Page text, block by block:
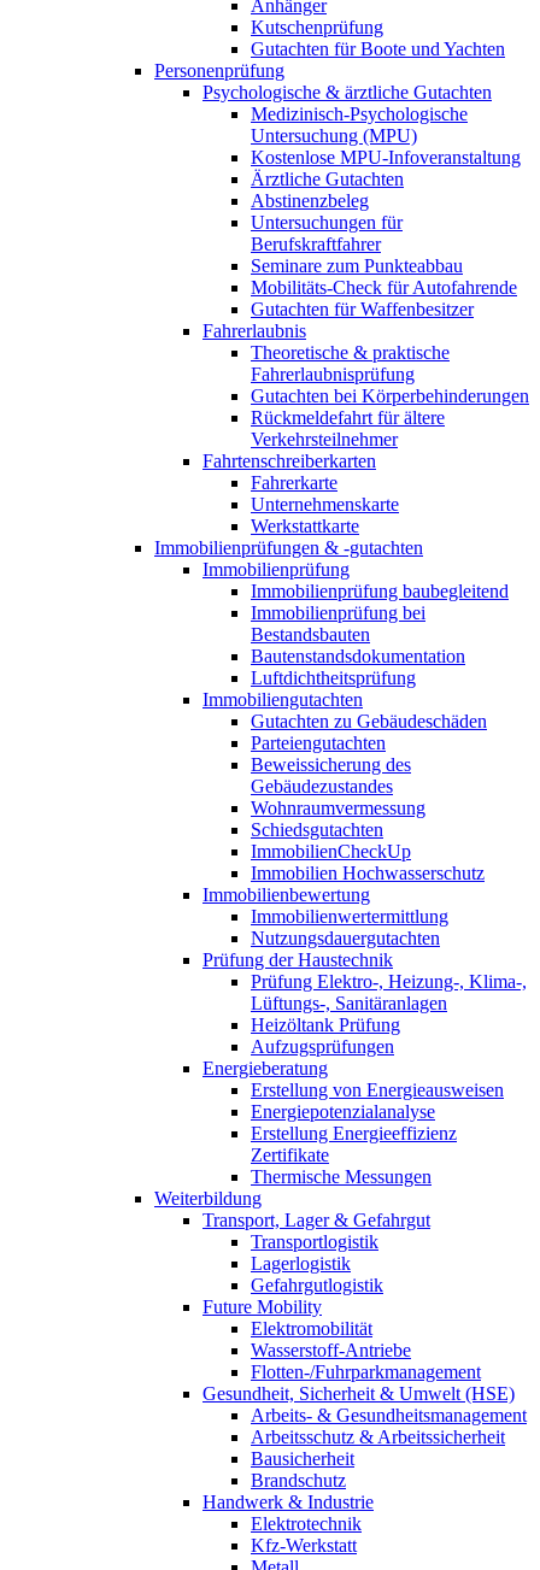
Anhänger
Kutschenprüfung
Gutachten für Boote und Yachten
Personenprüfung
Psychologische & ärztliche Gutachten
Medizinisch-Psychologische
Untersuchung (MPU)
Kostenlose MPU-Infoveranstaltung
Ärztliche Gutachten
Abstinenzbeleg
Untersuchungen für
Berufskraftfahrer
Seminare zum Punkteabbau
Mobilitäts-Check für Autofahrende
Gutachten für Waffenbesitzer
Fahrerlaubnis
Theoretische & praktische
Fahrerlaubnisprüfung
Gutachten bei Körperbehinderungen
Rückmeldefahrt für ältere
Verkehrsteilnehmer
Fahrtenschreiberkarten
Fahrerkarte
Unternehmenskarte
Werkstattkarte
Immobilienprüfungen & -gutachten
Immobilienprüfung
Immobilienprüfung baubegleitend
Immobilienprüfung bei
Bestandsbauten
Bautenstandsdokumentation
Luftdichtheitsprüfung
Immobiliengutachten
Gutachten zu Gebäudeschäden
Parteiengutachten
Beweissicherung des
Gebäudezustandes
Wohnraumvermessung
Schiedsgutachten
ImmobilienCheckUp
Immobilien Hochwasserschutz
Immobilienbewertung
Immobilienwertermittlung
Nutzungsdauergutachten
Prüfung der Haustechnik
Prüfung Elektro-, Heizung-, Klima-,
Lüftungs-, Sanitäranlagen
Heizöltank Prüfung
Aufzugsprüfungen
Energieberatung
Erstellung von Energieausweisen
Energiepotenzialanalyse
Erstellung Energieeffizienz
Zertifikate
Thermische Messungen
Weiterbildung
Transport, Lager & Gefahrgut
Transportlogistik
Lagerlogistik
Gefahrgutlogistik
Future Mobility
Elektromobilität
Wasserstoff-Antriebe
Flotten-/Fuhrparkmanagement
Gesundheit, Sicherheit & Umwelt (HSE)
Arbeits- & Gesundheitsmanagement
Arbeitsschutz & Arbeitssicherheit
Bausicherheit
Brandschutz
Handwerk & Industrie
Elektrotechnik
Kfz-Werkstatt